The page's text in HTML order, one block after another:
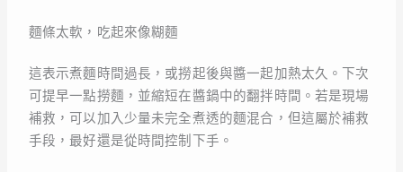
麵條太軟，吃起來像糊麵
這表示煮麵時間過長，或撈起後與醬一起加熱太久。下次
可提早一點撈麵，並縮短在醬鍋中的翻拌時間。若是現場
補救，可以加入少量未完全煮透的麵混合，但這屬於補救
手段，最好還是從時間控制下手。